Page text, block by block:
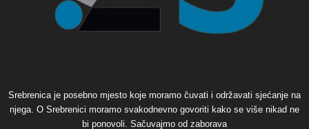
Srebrenica je posebno mjesto koje moramo čuvati i održavati sjećanje na
njega. O Srebrenici moramo svakodnevno govoriti kako se više nikad ne
bi ponovoli. Sačuvajmo od zaborava